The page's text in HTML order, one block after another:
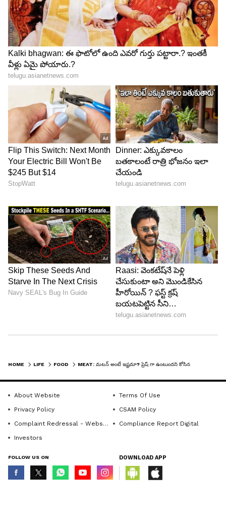
Image Credit :Getty
మాంసాన్ని ఇలా వండండి
మాంసాన్ని సరైన పద్ధతిలో వండటం ముఖ్యం. లేదంటే రుచి
పాడవుతుంది. కూరగాయలు కోసే చెక్కపైనే మాంసాన్ని
కోయకూడదు. దీనివల్ల క్రాస్ కంటామినేషన్ జరిగి మాంసం
పాడయ్యే ప్రమాదం ఉంది. బార్బెక్యూ చేసేటప్పుడు,
మాంసాన్ని మరీ ఎక్కువ మంట దగ్గర పెట్టకూడదు. మాంసం
ఎక్కువగా మాడిపోకూడదు. లేదంటే ఆరోగ్యం
పాడవుతుంది, రుచి కూడా దెబ్బతింటుంది.
HOME LIFE FOOD
About Website
Terms Of Use
Privacy Policy
CSAM Policy
Complaint Redressal - Website
Compliance Report Digital
Investors
FOLLOW US ON DOWNLOAD APP